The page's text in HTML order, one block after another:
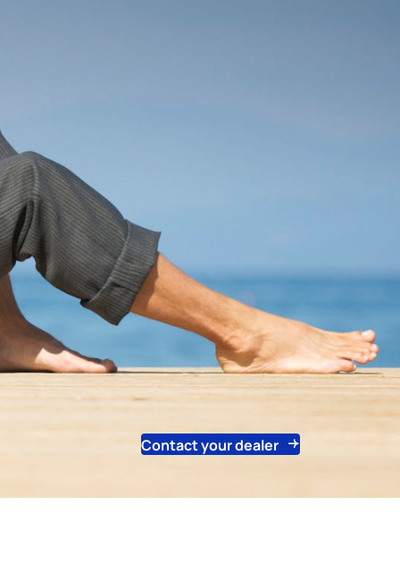
Contact your dealer